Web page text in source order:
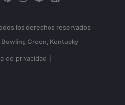
los derechos reservados
de privacidad